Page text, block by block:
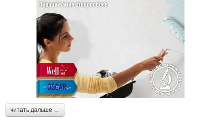
читать дальше →